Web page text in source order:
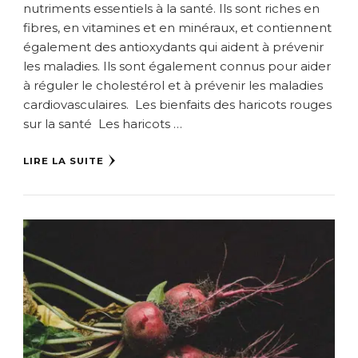
nutriments essentiels à la santé. Ils sont riches en
fibres, en vitamines et en minéraux, et contiennent
également des antioxydants qui aident à prévenir
les maladies. Ils sont également connus pour aider
à réguler le cholestérol et à prévenir les maladies
cardiovasculaires. Les bienfaits des haricots rouges
sur la santé Les haricots …
LIRE LA SUITE